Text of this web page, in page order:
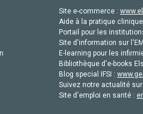
Site e-commerce :
Aide à la pratique
Portail pour les
Site d'information sur
E-learning pour les
Bibliothèque d'e-books
Blog special IFSI :
Suivez notre actualité
Site d'emploi en santé :